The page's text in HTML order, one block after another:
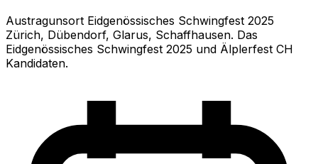
Austragunsort Eidgenössisches Schwingfest 2025
Zürich, Dübendorf, Glarus, Schaffhausen. Das
Eidgenössisches Schwingfest 2025 und Älplerfest CH
Kandidaten.